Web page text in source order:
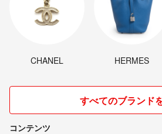
CHANEL HERMES
すべてのブランド
コンテンツ